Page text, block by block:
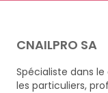
CNAILPRO SA
Spécialiste dans
les particuliers,